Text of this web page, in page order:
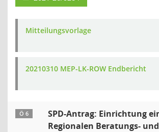
Mitteilungsvorlage
20210310 MEP-LK-ROW Endbericht
Ö 6
SPD-Antrag: Einrichtung
Regionalen Beratungs- und